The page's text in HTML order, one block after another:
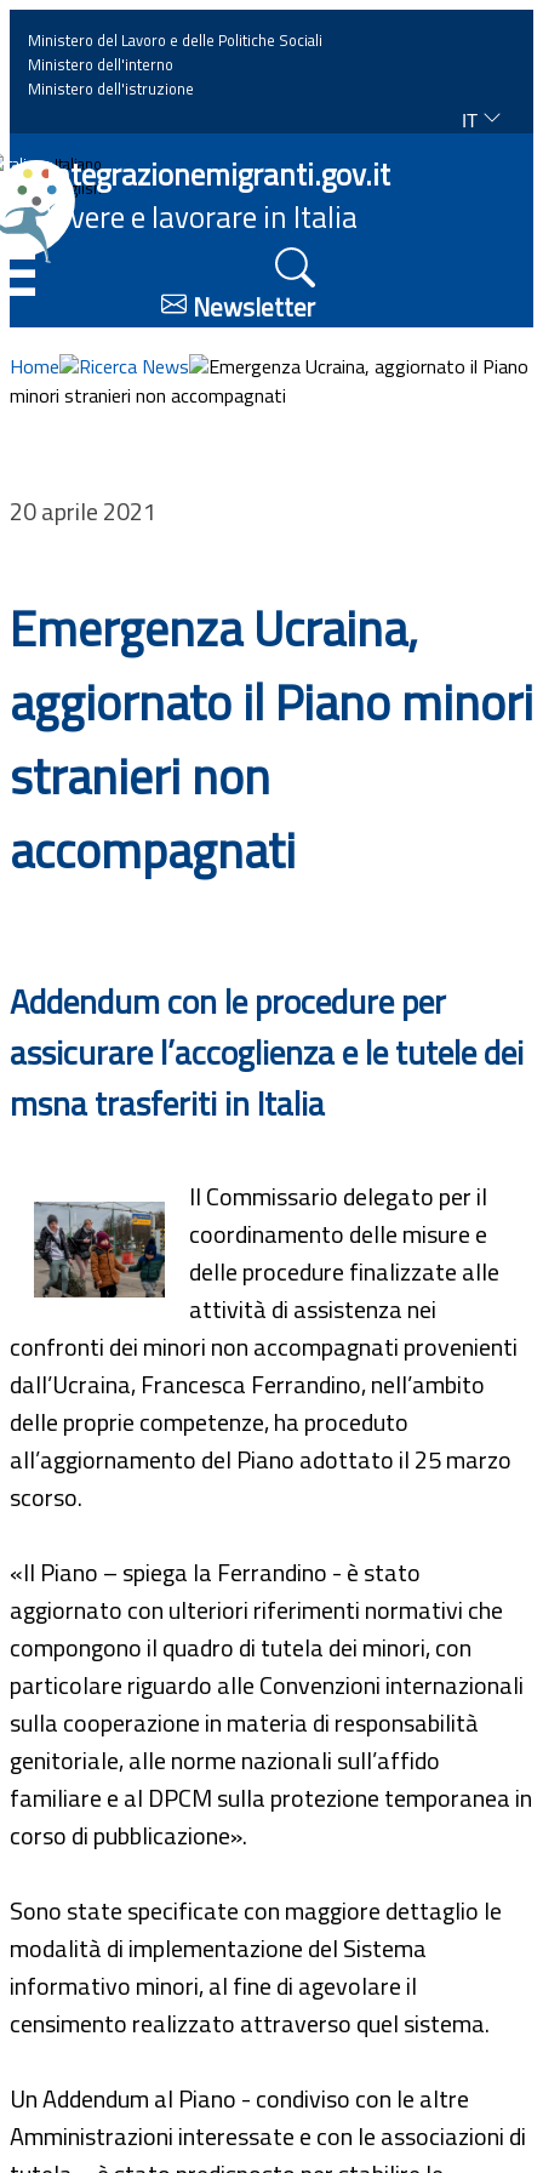
Home
News
Approfondimenti
Eventi
Progetti
Bandi
Guide
Ministero del Lavoro e delle Politiche Sociali
Ministero dell'interno
Ministero dell'istruzione
IT
Italiano
English
Integrazionemigranti.gov.it
Vivere e lavorare in Italia
Newsletter
Home Ricerca News
Emergenza Ucraina, aggiornato il Piano
minori stranieri non accompagnati
20 aprile 2021
Emergenza Ucraina,
aggiornato il Piano minori
stranieri non
accompagnati
Addendum con le procedure per
assicurare l’accoglienza e le tutele dei
msna trasferiti in Italia
Il Commissario delegato per il
coordinamento delle misure e
delle procedure finalizzate alle
attività di assistenza nei
confronti dei minori non accompagnati provenienti
dall’Ucraina, Francesca Ferrandino, nell’ambito
delle proprie competenze, ha proceduto
all’aggiornamento del Piano adottato il 25 marzo
scorso.
«Il Piano – spiega la Ferrandino - è stato
aggiornato con ulteriori riferimenti normativi che
compongono il quadro di tutela dei minori, con
particolare riguardo alle Convenzioni internazionali
sulla cooperazione in materia di responsabilità
genitoriale, alle norme nazionali sull’affido
familiare e al DPCM sulla protezione temporanea in
corso di pubblicazione».
Sono state specificate con maggiore dettaglio le
modalità di implementazione del Sistema
informativo minori, al fine di agevolare il
censimento realizzato attraverso quel sistema.
Un Addendum al Piano - condiviso con le altre
Amministrazioni interessate e con le associazioni di